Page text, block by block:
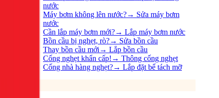
nước
Máy bơm không lên nước?→ Sửa máy bơm
nước
Cần lắp máy bơm mới?→ Lắp máy bơm nước
Bồn cầu bị nghẹt, rò?→ Sửa bồn cầu
Thay bồn cầu mới → Lắp bồn cầu
Cống nghẹt khẩn cấp! → Thông cống nghẹt
Cống nhà hàng nghẹt?→ Lắp đặt bể tách mỡ